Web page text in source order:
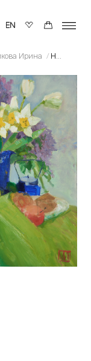
Ирина Натюрморт с нарциссами